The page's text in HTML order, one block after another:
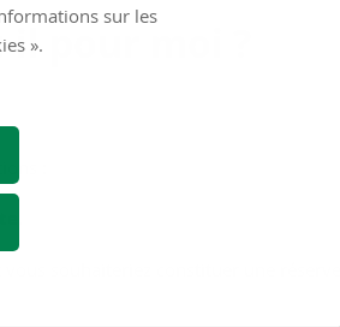
sur les
».pour moi ?
:
souhaiteriez constituer une